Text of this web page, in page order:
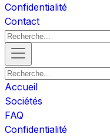
Confidentialité
Contact
Accueil
Sociétés
FAQ
Confidentialité